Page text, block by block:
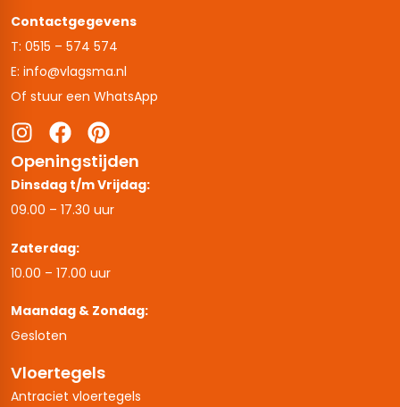
Contactgegevens
T: 0515 – 574 574
E: info@vlagsma.nl
Of stuur een WhatsApp
Openingstijden
Dinsdag t/m Vrijdag:
09.00 – 17.30 uur
Zaterdag:
10.00 – 17.00 uur
Maandag & Zondag:
Gesloten
Vloertegels
Antraciet vloertegels